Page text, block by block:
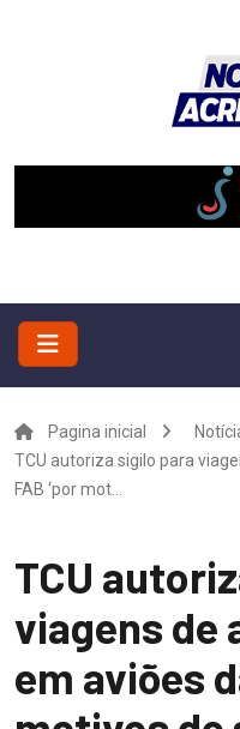
Pagina inicial
TCU autoriza sigilo para
FAB ‘por mot...
TCU
viagens de
em aviões